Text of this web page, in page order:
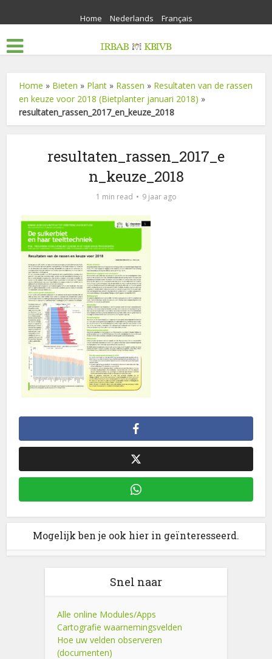
Home Nederlands Français
Home » Bieten » Plant » Rassen » Resultaten van de rassen
en keuze voor 2018 (Bietplanter januari 2018) »
resultaten_rassen_2017_en_keuze_2018
resultaten_rassen_2017_e
n_keuze_2018
1 min read 9 jaar ago
Mogelijk ben je ook hier in geïnteresseerd.
Snel naar
Alle online Modules/Apps
Cartografie waarnemingsvelden
Hoe uw velden observeren
(documenten)